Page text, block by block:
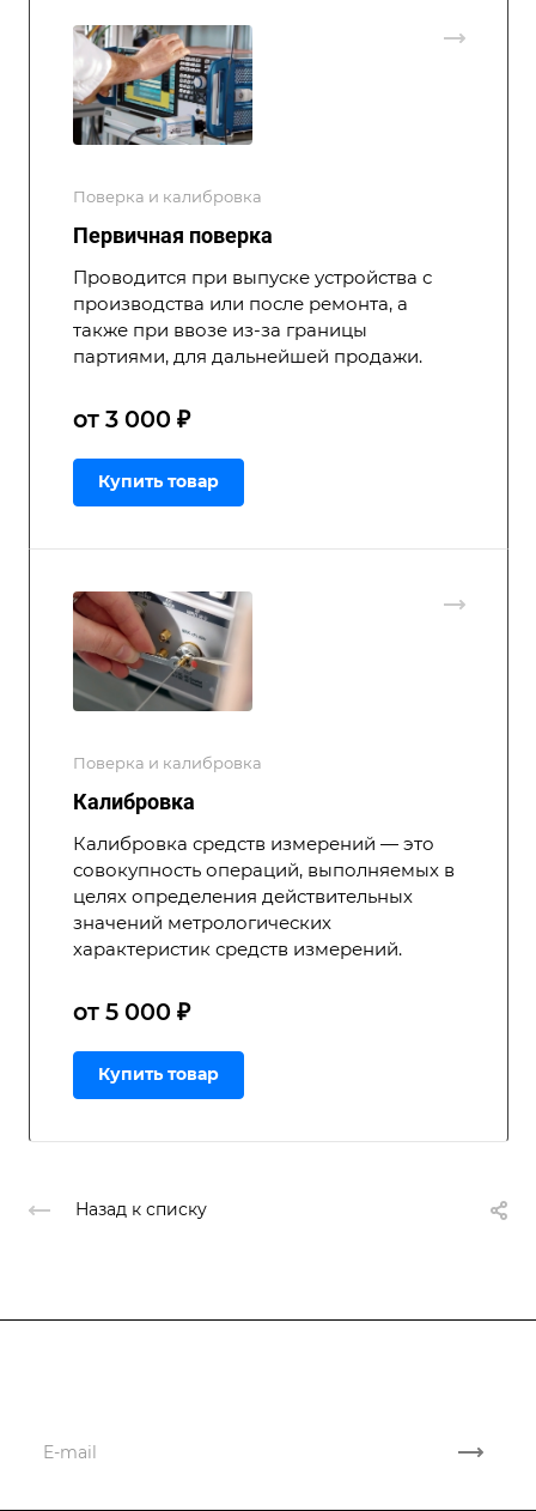
Поверка и калибровка
Первичная поверка
Проводится при выпуске устройства с
производства или после ремонта, а
также при ввозе из-за границы
партиями, для дальнейшей продажи.
от 3 000 ₽
Купить товар
Поверка и калибровка
Калибровка
Калибровка средств измерений — это
совокупность операций, выполняемых в
целях определения действительных
значений метрологических
характеристик средств измерений.
от 5 000 ₽
Купить товар
Назад к списку